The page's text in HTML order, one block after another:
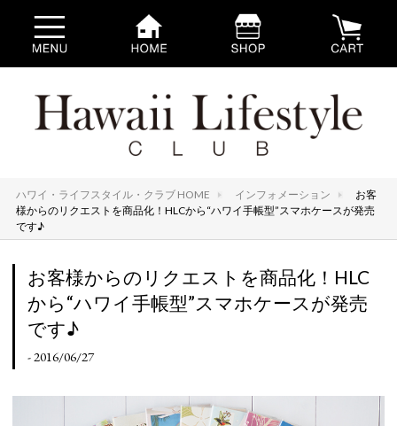
ハワイ・ライフスタイル・クラブ HOME インフォメーション
お客
様からのリクエストを商品化！HLCから“ハワイ手帳型”スマホケースが発売
です♪
お客様からのリクエストを商品化！HLC
から“ハワイ手帳型”スマホケースが発売
です♪
- 2016/06/27